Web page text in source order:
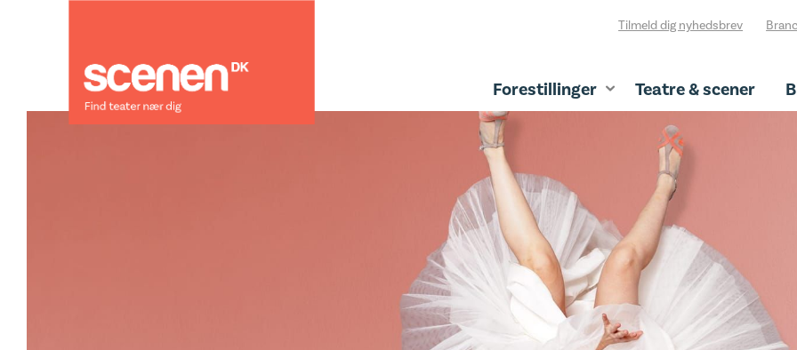
Tilmeld dig nyhedsbrev
Forestillinger Teatre & scener